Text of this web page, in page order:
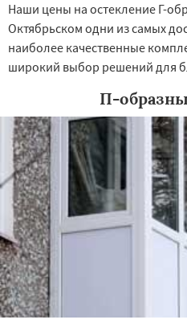
Наши цены на остекление Г-
Октябрьском одни из самых
наиболее качественные
широкий выбор решений для
П-